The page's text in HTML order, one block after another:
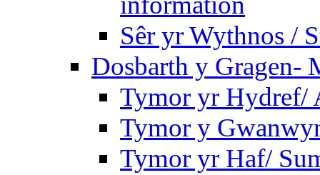
Sêr yr Wythnos /
Dosbarth y Gragen-
Tymor yr Hydref/
Tymor y
Tymor yr Haf/